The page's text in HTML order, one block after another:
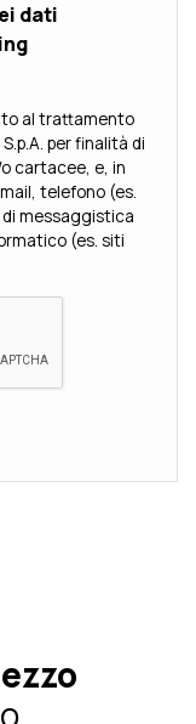
dati
al trattamento
di
cartacee, e, in
telefono (es.
messaggistica
(es. siti